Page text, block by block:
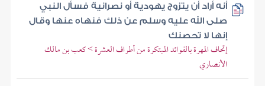
أنه أراد أن يتزوج يهودية أو نصرانية فسأل النبي
صلى الله عليه وسلم عن ذلك فنهاه عنها وقال
إنها لا تحصنك
إتحاف المهرة بالفوائد المبتكرة من أطراف العشرة > كعب بن مالك
الأنصاري